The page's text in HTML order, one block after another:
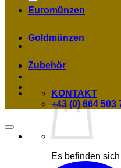
Es befinden
Euromünzen
Goldmünzen
Zubehör
KONTAKT
+43 (0) 664 503